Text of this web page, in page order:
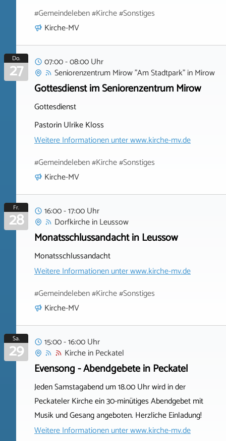
#Gemeindeleben #Kirche #Sonstiges
Kirche-MV
Do.
27
07:00 - 08:00 Uhr
Seniorenzentrum Mirow "Am Stadtpark"inMirow
Gottesdienst im Seniorenzentrum Mirow
Gottesdienst
Pastorin Ulrike Kloss
Weitere Informationen unterwww.kirche-mv.de
#Gemeindeleben #Kirche #Sonstiges
Kirche-MV
Fr.
28
16:00 - 17:00 Uhr
DorfkircheinLeussow
Monatsschlussandacht in Leussow
Monatsschlussandacht
Weitere Informationen unterwww.kirche-mv.de
#Gemeindeleben #Kirche #Sonstiges
Kirche-MV
Sa.
29
15:00 - 16:00 Uhr
KircheinPeckatel
Evensong - Abendgebete in Peckatel
Jeden Samstagabend um 18.00 Uhr wird in der
Peckateler Kirche ein 30-minütiges Abendgebet mit
Musik und Gesang angeboten. Herzliche Einladung!
Weitere Informationen unterwww.kirche-mv.de